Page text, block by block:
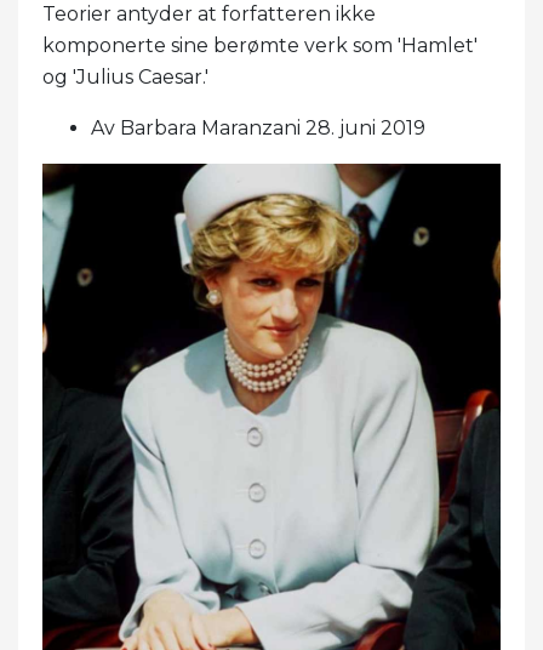
Teorier antyder at forfatteren ikke
komponerte sine berømte verk som 'Hamlet'
og 'Julius Caesar.'
Av Barbara Maranzani 28. juni 2019